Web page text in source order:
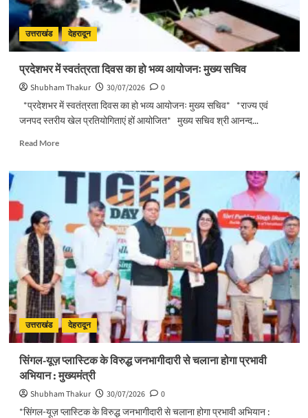
शिवभक्त
कांवड़ियों
का
अभिनंदन
उत्तराखंड देहरादून
प्रदेशभर में स्वतंत्रता दिवस का हो भव्य आयोजनः मुख्य सचिव
Shubham Thakur 30/07/2026
0
*प्रदेशभर में स्वतंत्रता दिवस का हो भव्य आयोजनः मुख्य सचिव* *राज्य एवं
जनपद स्तरीय खेल प्रतियोगिताएं हों आयोजित* मुख्य सचिव श्री आनन्द...
Read MoreRead
प्रदेशभर
स्वतंत्रता
का
हो
भव्य
आयोजनः
मुख्य
सचिव
उत्तराखंड देहरादून
सिंगल-यूज़ प्लास्टिक के विरुद्ध जनभागीदारी से चलाना होगा प्रभावी
अभियान : मुख्यमंत्री
Shubham Thakur 30/07/2026
0
*सिंगल-यूज़ प्लास्टिक के विरुद्ध जनभागीदारी से चलाना होगा प्रभावी अभियान :